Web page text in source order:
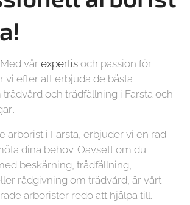
vår expertis och passion för
vi efter att erbjuda de bästa
och trädfällning i Farsta och
arborist i Farsta, erbjuder vi en rad
dina behov. Oavsett om du
beskärning, trädfällning,
rådgivning om trädvård, är vårt
arborister redo att hjälpa till.